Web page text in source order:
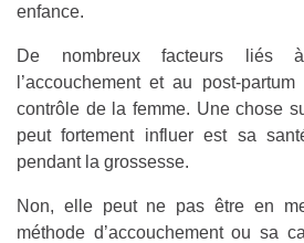
enfance.
De nombreux facteurs liés
l’accouchement et au post-
contrôle de la femme. Une chose
peut fortement influer est sa
pendant la grossesse.
Non, elle peut ne pas être en
méthode d’accouchement ou sa